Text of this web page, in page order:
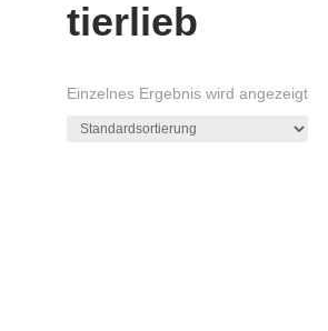
tierlieb
Einzelnes Ergebnis wird angezeigt